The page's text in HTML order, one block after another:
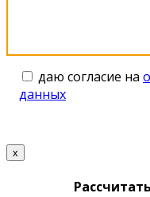
даю согласие на
данных
x